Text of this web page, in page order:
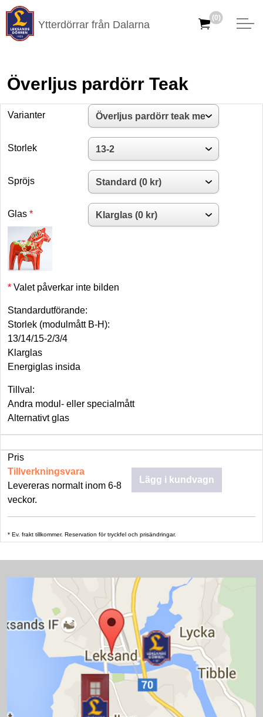
Ytterdörrar från Dalarna
(0)
Överljus pardörr Teak
Varianter
Storlek
Spröjs
Glas
Valet påverkar inte bilden
Standardutförande:
Storlek (modulmått B-H):
13/14/15-2/3/4
Klarglas
Energiglas insida
Tillval:
Andra modul- eller specialmått
Alternativt glas
Pris
Tillverkningsvara
Levereras normalt inom 6-8
veckor.
Lägg i kundvagn
* Ev. frakt tillkommer. Reservation för tryckfel och prisändringar.